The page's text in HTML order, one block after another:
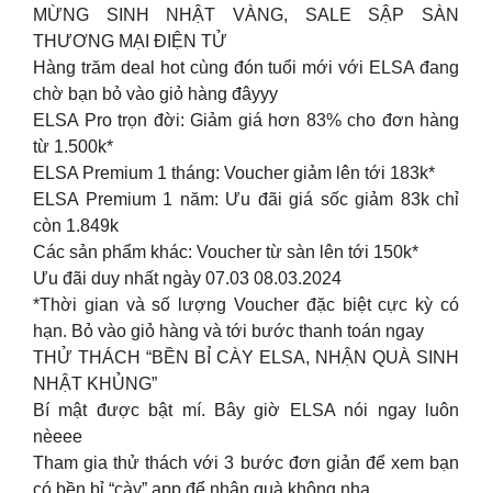
MỪNG SINH NHẬT VÀNG, SALE SẬP SÀN
THƯƠNG MẠI ĐIỆN TỬ
Hàng trăm deal hot cùng đón tuổi mới với ELSA đang
chờ bạn bỏ vào giỏ hàng đâyyy
ELSA Pro trọn đời: Giảm giá hơn 83% cho đơn hàng
từ 1.500k*
ELSA Premium 1 tháng: Voucher giảm lên tới 183k*
ELSA Premium 1 năm: Ưu đãi giá sốc giảm 83k chỉ
còn 1.849k
Các sản phẩm khác: Voucher từ sàn lên tới 150k*
Ưu đãi duy nhất ngày 07.03 08.03.2024
*Thời gian và số lượng Voucher đặc biệt cực kỳ có
hạn. Bỏ vào giỏ hàng và tới bước thanh toán ngay
THỬ THÁCH “BỀN BỈ CÀY ELSA, NHẬN QUÀ SINH
NHẬT KHỦNG”
Bí mật được bật mí. Bây giờ ELSA nói ngay luôn
nèeee
Tham gia thử thách với 3 bước đơn giản để xem bạn